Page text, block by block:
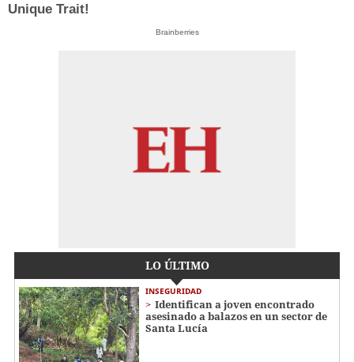
Unique Trait!
Brainberries
LO ÚLTIMO
INSEGURIDAD
Identifican a joven encontrado
asesinado a balazos en un sector de
Santa Lucía